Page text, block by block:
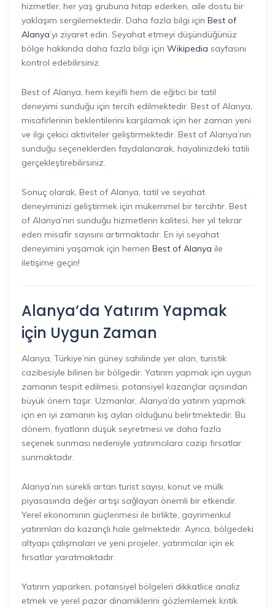
hizmetler, her yaş grubuna hitap ederken, aile dostu bir
yaklaşım sergilemektedir. Daha fazla bilgi için Best of
Alanya’yı ziyaret edin. Seyahat etmeyi düşündüğünüz
bölge hakkında daha fazla bilgi için Wikipedia sayfasını
kontrol edebilirsiniz.
Best of Alanya, hem keyifli hem de eğitici bir tatil
deneyimi sunduğu için tercih edilmektedir. Best of Alanya,
misafirlerinin beklentilerini karşılamak için her zaman yeni
ve ilgi çekici aktiviteler geliştirmektedir. Best of Alanya’nın
sunduğu seçeneklerden faydalanarak, hayalinizdeki tatili
gerçekleştirebilirsiniz.
Sonuç olarak, Best of Alanya, tatil ve seyahat
deneyiminizi geliştirmek için mükemmel bir tercihtir. Best
of Alanya’nın sunduğu hizmetlerin kalitesi, her yıl tekrar
eden misafir sayısını artırmaktadır. En iyi seyahat
deneyimini yaşamak için hemen Best of Alanya ile
iletişime geçin!
Alanya’da Yatırım Yapmak
için Uygun Zaman
Alanya, Türkiye’nin güney sahilinde yer alan, turistik
cazibesiyle bilinen bir bölgedir. Yatırım yapmak için uygun
zamanın tespit edilmesi, potansiyel kazançlar açısından
büyük önem taşır. Uzmanlar, Alanya’da yatırım yapmak
için en iyi zamanın kış ayları olduğunu belirtmektedir. Bu
dönem, fiyatların düşük seyretmesi ve daha fazla
seçenek sunması nedeniyle yatırımcılara cazip fırsatlar
sunmaktadır.
Alanya’nın sürekli artan turist sayısı, konut ve mülk
piyasasında değer artışı sağlayan önemli bir etkendir.
Yerel ekonominin güçlenmesi ile birlikte, gayrimenkul
yatırımları da kazançlı hale gelmektedir. Ayrıca, bölgedeki
altyapı çalışmaları ve yeni projeler, yatırımcılar için ek
fırsatlar yaratmaktadır.
Yatırım yaparken, potansiyel bölgeleri dikkatlice analiz
etmek ve yerel pazar dinamiklerini gözlemlemek kritik